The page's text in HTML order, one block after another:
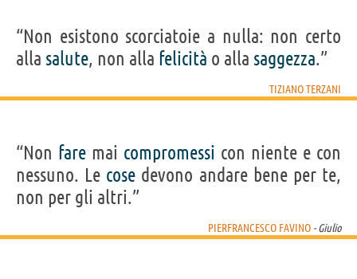
“Non esistono scorciatoie a nulla: non certo
alla salute, non alla felicità o alla saggezza.”
TIZIANO TERZANI
“Non fare mai compromessi con niente e con
nessuno. Le cose devono andare bene per te,
non per gli altri.”
PIERFRANCESCO FAVINO - Giulio